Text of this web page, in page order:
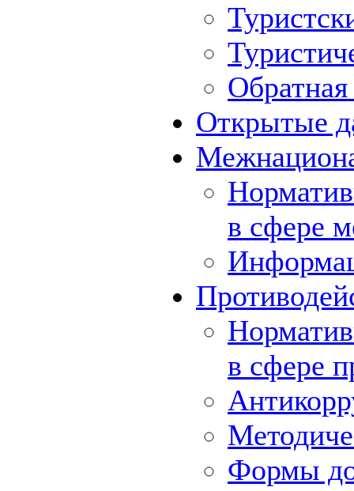
Обратная
Открытые
в сфере
в сфере
Формы